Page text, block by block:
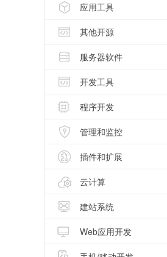
应用工具
其他开源
服务器软件
开发工具
程序开发
管理和监控
插件和扩展
云计算
建站系统
Web应用开发